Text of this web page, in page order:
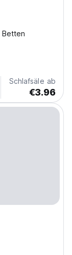
Betten
Schlafsäle ab
€3.96